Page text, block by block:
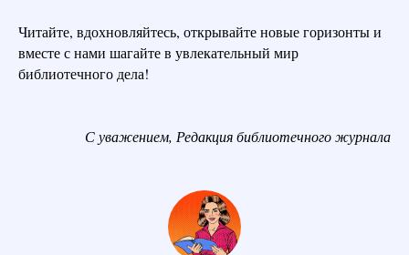
Читайте, вдохновляйтесь, открывайте новые горизонты и
вместе с нами шагайте в увлекательный мир
библиотечного дела!
С уважением, Редакция библиотечного журнала